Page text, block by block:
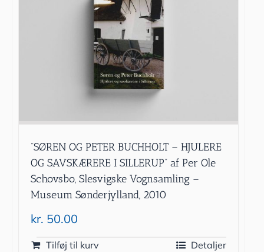
”SØREN OG PETER BUCHHOLT – HJULERE
OG SAVSKÆRERE I SILLERUP” af Per Ole
Schovsbo, Slesvigske Vognsamling –
Museum Sønderjylland, 2010
kr. 50.00
Tilføj til kurv Detaljer